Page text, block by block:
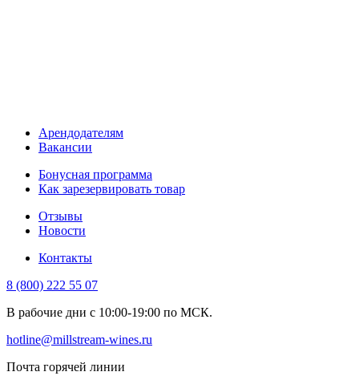
Арендодателям
Вакансии
Бонусная программа
Как зарезервировать товар
Отзывы
Новости
Контакты
8 (800) 222 55 07
В рабочие дни с 10:00-19:00 по МСК.
hotline@millstream-wines.ru
Почта горячей линии